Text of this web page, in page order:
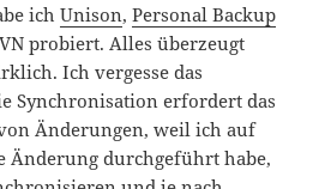
ichUnison,Personal Backup
probiert. Alles überzeugt
Ich vergesse das
Synchronisation erfordert das
Änderungen, weil ich auf
Änderung durchgeführt habe,